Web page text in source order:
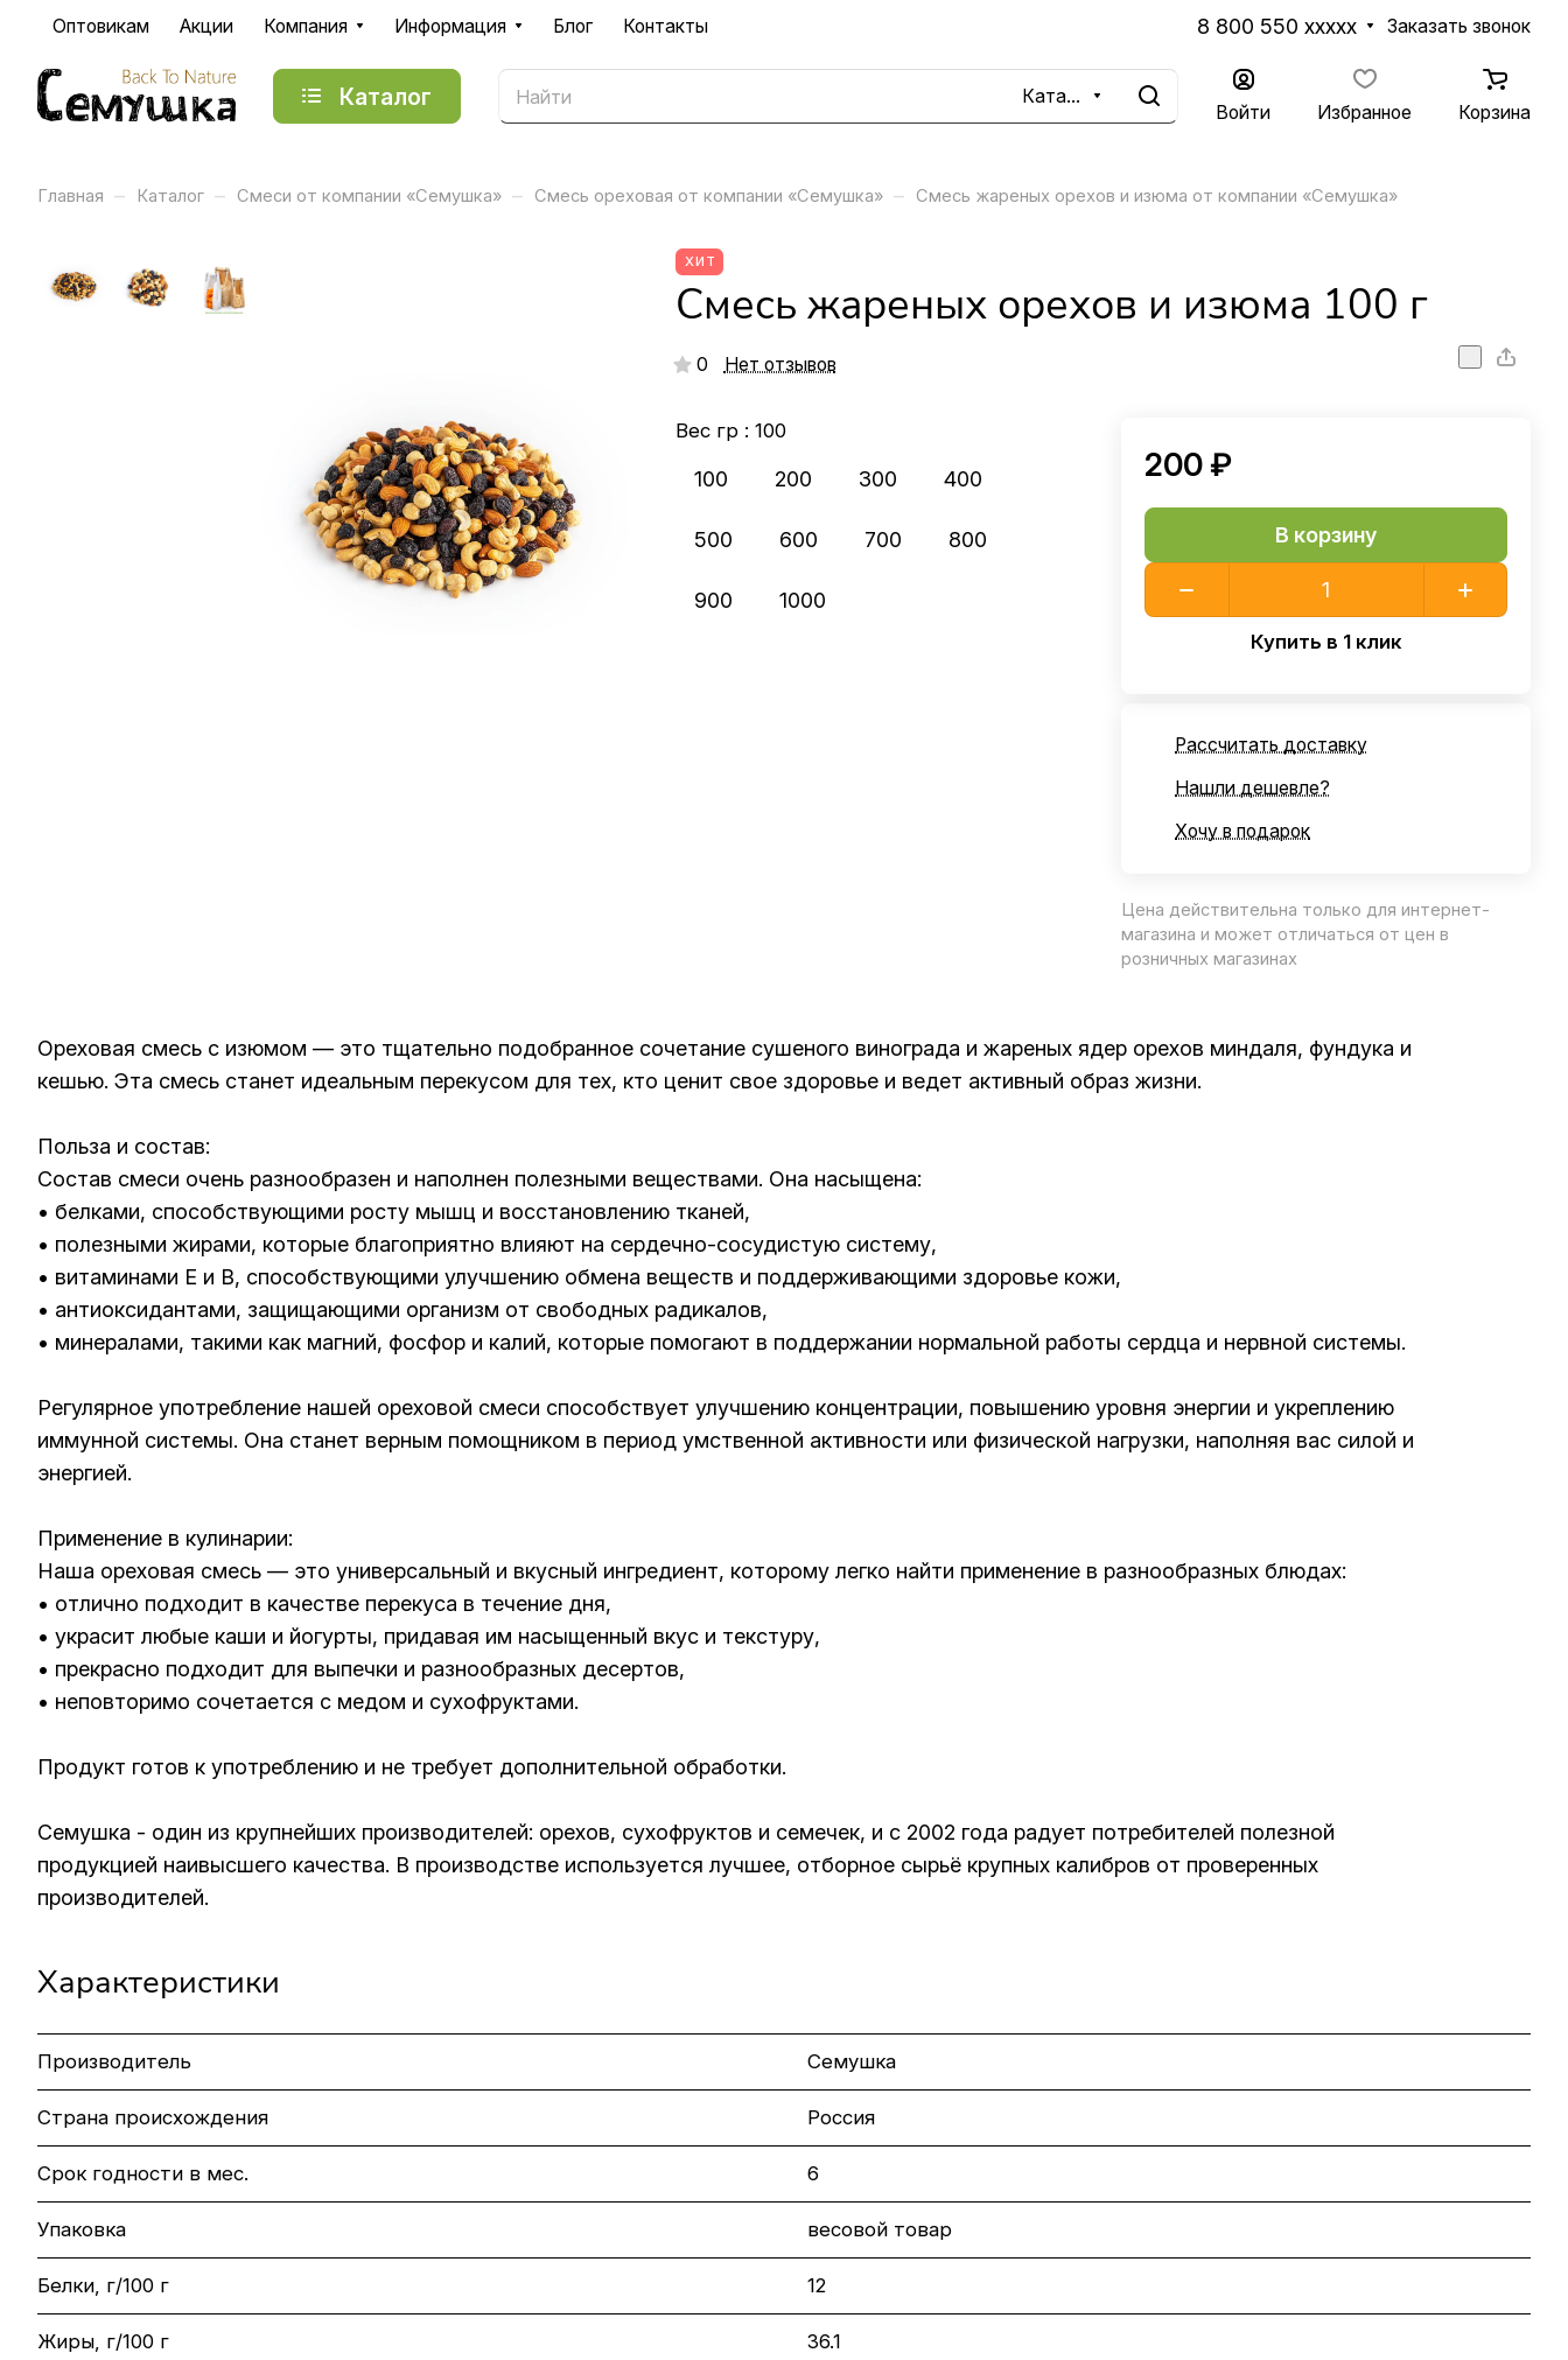
Оптовикам Акции Компания Информация Блог Контакты 8 800 550 xxxxx Заказать звонок
Каталог Каталог
Войти Избранное Корзина
Главная – Каталог – Смеси от компании «Семушка» – Смесь ореховая от компании «Семушка» – Смесь жареных орехов и изюма от компании «Семушка»
ХИТ
Смесь жареных орехов и изюма 100 г
0 Нет отзывов
Вес гр : 100
100 200 300 400
500 600 700 800
900 1000
200 ₽
В корзину
Купить в 1 клик
Рассчитать доставку
Нашли дешевле?
Хочу в подарок
Цена действительна только для интернет-
магазина и может отличаться от цен в
розничных магазинах
Ореховая смесь с изюмом — это тщательно подобранное сочетание сушеного винограда и жареных ядер орехов миндаля, фундука и
кешью. Эта смесь станет идеальным перекусом для тех, кто ценит свое здоровье и ведет активный образ жизни.
Польза и состав:
Состав смеси очень разнообразен и наполнен полезными веществами. Она насыщена:
• белками, способствующими росту мышц и восстановлению тканей,
• полезными жирами, которые благоприятно влияют на сердечно-сосудистую систему,
• витаминами E и B, способствующими улучшению обмена веществ и поддерживающими здоровье кожи,
• антиоксидантами, защищающими организм от свободных радикалов,
• минералами, такими как магний, фосфор и калий, которые помогают в поддержании нормальной работы сердца и нервной системы.
Регулярное употребление нашей ореховой смеси способствует улучшению концентрации, повышению уровня энергии и укреплению
иммунной системы. Она станет верным помощником в период умственной активности или физической нагрузки, наполняя вас силой и
энергией.
Применение в кулинарии:
Наша ореховая смесь — это универсальный и вкусный ингредиент, которому легко найти применение в разнообразных блюдах:
• отлично подходит в качестве перекуса в течение дня,
• украсит любые каши и йогурты, придавая им насыщенный вкус и текстуру,
• прекрасно подходит для выпечки и разнообразных десертов,
• неповторимо сочетается с медом и сухофруктами.
Продукт готов к употреблению и не требует дополнительной обработки.
Семушка - один из крупнейших производителей: орехов, сухофруктов и семечек, и с 2002 года радует потребителей полезной
продукцией наивысшего качества. В производстве используется лучшее, отборное сырьё крупных калибров от проверенных
производителей.
Характеристики
Производитель Семушка
Страна происхождения Россия
Срок годности в мес. 6
Упаковка весовой товар
Белки, г/100 г 12
Жиры, г/100 г 36.1